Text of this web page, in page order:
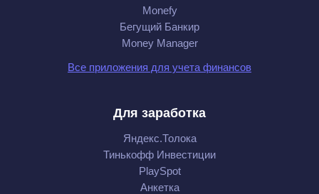
Monefy
Бегущий Банкир
Money Manager
Все приложения для учета финансов
Для заработка
Яндекс.Толока
Тинькофф Инвестиции
PlaySpot
Анкетка